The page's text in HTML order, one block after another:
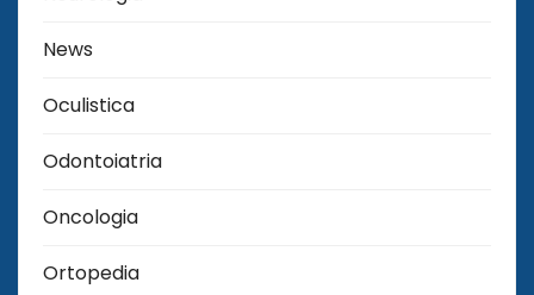
News
Oculistica
Odontoiatria
Oncologia
Ortopedia